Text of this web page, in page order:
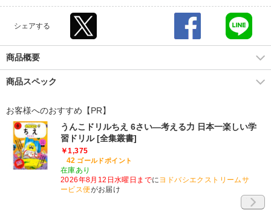
シェアする
商品概要
商品スペック
お客様へのおすすめ【PR】
うんこドリルちえ 6さい―考える力 日本一楽しい学
習ドリル [全集叢書]
￥1,375
42 ゴールドポイント
在庫あり
2026年8月12日水曜日までにヨドバシエクストリームサ
ービス便がお届け